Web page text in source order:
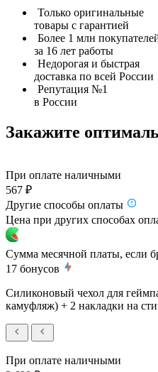
Только оригинальные
товары с гарантией
Более 1 млн
за 16 лет работы
Недорогая и быстрая
доставка по всей России
Репутация №1
в России
Закажите
При оплате наличными
567 ₽
Другие способы оплаты
Цена при других способах
Сумма месячной платы, если
17 бонусов
Силиконовый чехол для
камуфляж) + 2 накладки на
При оплате наличными